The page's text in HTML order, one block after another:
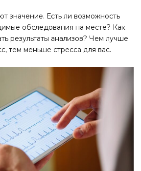
значение. Есть ли возможность
обследования на месте? Как
результаты анализов? Чем лучше
тем меньше стресса для вас.